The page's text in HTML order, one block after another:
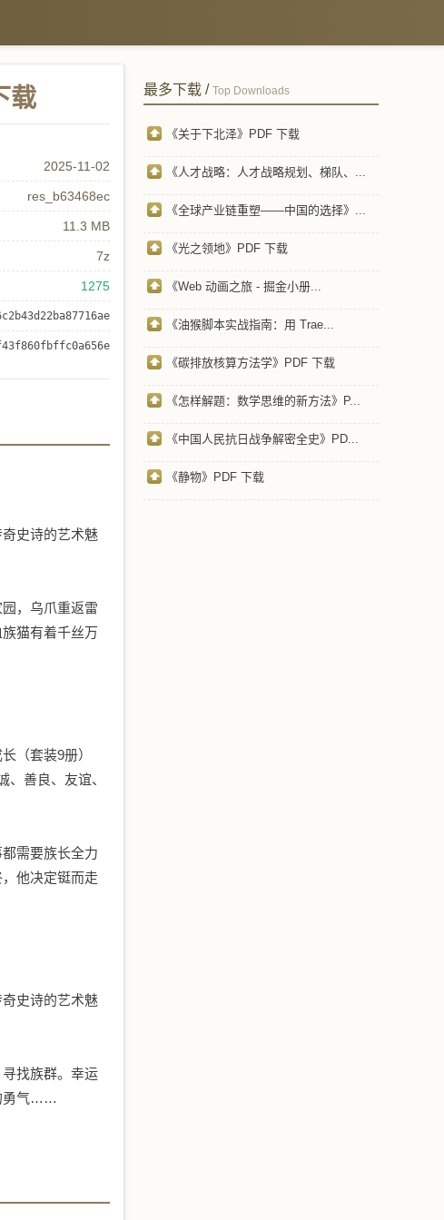
载
2025-11-02
res_b63468ec
11.3 MB
7z
1275
史诗的艺术魅
，乌爪重返雷
猫有着千丝万
（套装9册）
善良、友谊、
需要族长全力
他决定铤而走
史诗的艺术魅
找族群。幸运
勇气……
最多下载 / Top Downloads
《关于下北泽》PDF 下载
《人才战略：人才战略规划、梯队、...
《全球产业链重塑——中国的选择》...
《光之领地》PDF 下载
《Web 动画之旅 - 掘金小册...
《油猴脚本实战指南：用 Trae...
《碳排放核算方法学》PDF 下载
《怎样解题：数学思维的新方法》P...
《中国人民抗日战争解密全史》PD...
《静物》PDF 下载